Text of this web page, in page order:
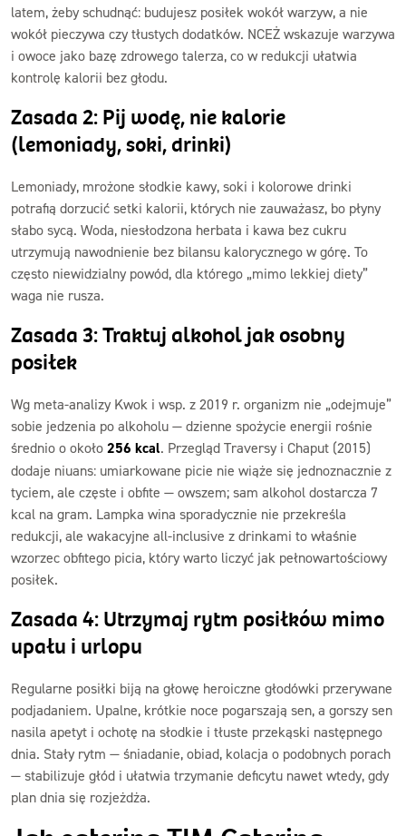
latem, żeby schudnąć: budujesz posiłek wokół warzyw, a nie
wokół pieczywa czy tłustych dodatków. NCEŻ wskazuje warzywa
i owoce jako bazę zdrowego talerza, co w redukcji ułatwia
kontrolę kalorii bez głodu.
Zasada 2: Pij wodę, nie kalorie
(lemoniady, soki, drinki)
Lemoniady, mrożone słodkie kawy, soki i kolorowe drinki
potrafią dorzucić setki kalorii, których nie zauważasz, bo płyny
słabo sycą. Woda, niesłodzona herbata i kawa bez cukru
utrzymują nawodnienie bez bilansu kalorycznego w górę. To
często niewidzialny powód, dla którego „mimo lekkiej diety”
waga nie rusza.
Zasada 3: Traktuj alkohol jak osobny
posiłek
Wg meta-analizy Kwok i wsp. z 2019 r. organizm nie „odejmuje”
sobie jedzenia po alkoholu — dzienne spożycie energii rośnie
średnio o około 256 kcal. Przegląd Traversy i Chaput (2015)
dodaje niuans: umiarkowane picie nie wiąże się jednoznacznie z
tyciem, ale częste i obfite — owszem; sam alkohol dostarcza 7
kcal na gram. Lampka wina sporadycznie nie przekreśla
redukcji, ale wakacyjne all-inclusive z drinkami to właśnie
wzorzec obfitego picia, który warto liczyć jak pełnowartościowy
posiłek.
Zasada 4: Utrzymaj rytm posiłków mimo
upału i urlopu
Regularne posiłki biją na głowę heroiczne głodówki przerywane
podjadaniem. Upalne, krótkie noce pogarszają sen, a gorszy sen
nasila apetyt i ochotę na słodkie i tłuste przekąski następnego
dnia. Stały rytm — śniadanie, obiad, kolacja o podobnych porach
— stabilizuje głód i ułatwia trzymanie deficytu nawet wtedy, gdy
plan dnia się rozjeżdża.